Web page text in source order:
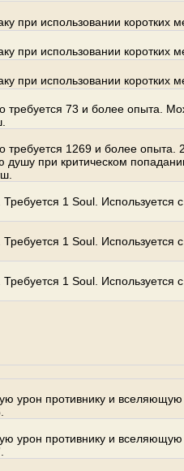
при использовании коротких
при использовании коротких
при использовании коротких
требуется 73 и более опыта.
требуется 1269 и более опыта.
душу при критическом
1 Soul. Используется
1 Soul. Используется
1 Soul. Используется
урон противнику и вселяющую
урон противнику и вселяющую